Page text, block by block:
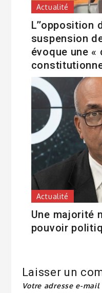
Actualité
L’’opposition
suspension
évoque une «
Actualité
Une majorité
pouvoir
Laisser un
Votre adresse e-